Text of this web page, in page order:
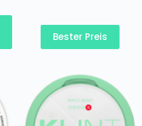
Bester Preis